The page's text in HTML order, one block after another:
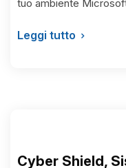
tuo ambiente
Leggi tutto
Cyber Shield,